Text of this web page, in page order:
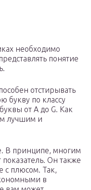
необходимо
понятие
отстирывать
букву по классу
от A до G. Как
лучшим и
В принципе, многим
Он также
с плюсом. Так,
в